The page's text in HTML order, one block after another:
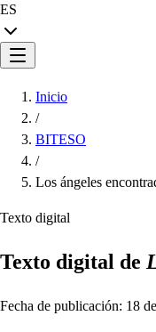
ES
Inicio
/
BITESO
/
Los ángeles
Texto digital
Texto digital de
Fecha de publicación: 18